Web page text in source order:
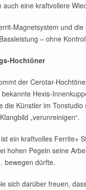
auch eine kraftvollere
Magnetsystem und
– ohne
Hochtöner
der Cerotar-
Hexis-
die Künstler im
„verunreinigen“.
ein kraftvolles Ferrite+
hohen Pegeln seine
bewegen dürfte.
sich darüber freuen,